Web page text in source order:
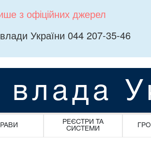
з офіційних джерел
України 044 207-35-46
РЕЄСТРИ ТА
СИСТЕМИ